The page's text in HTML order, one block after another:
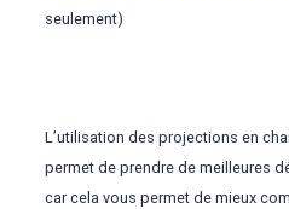
seulement)
L’utilisation des projections en
permet de prendre de meilleures
car cela vous permet de mieux